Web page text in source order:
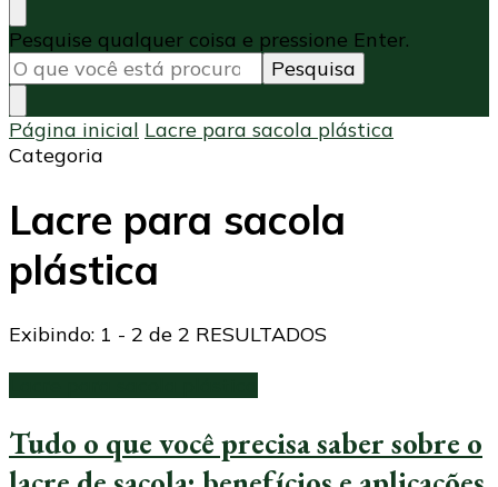
Procurando
algo?
Pesquise qualquer coisa e pressione Enter.
Página inicial Lacre para sacola plástica
Categoria
Lacre para sacola
plástica
Exibindo: 1 - 2 de 2 RESULTADOS
Tudo o que você precisa saber sobre o